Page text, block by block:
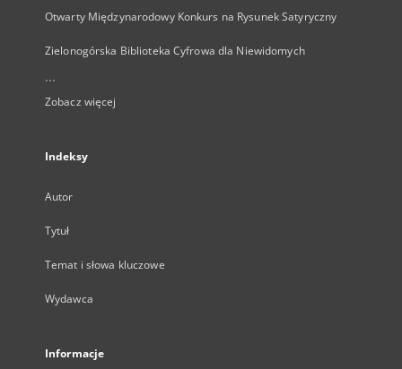
Otwarty Międzynarodowy Konkurs na Rysunek Satyryczny
Zielonogórska Biblioteka Cyfrowa dla Niewidomych
...
Zobacz więcej
Indeksy
Autor
Tytuł
Temat i słowa kluczowe
Wydawca
Informacje